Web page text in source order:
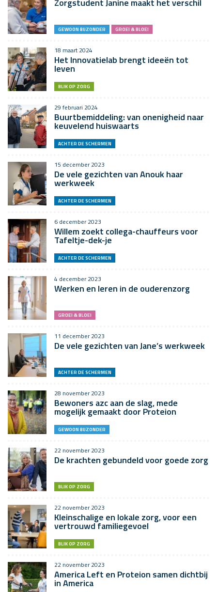
Zorgstudent Janine maakt het verschil
GEWOON BIJZONDER GROEI & BLOEI
18 maart 2024
Het Innovatielab brengt ideeën tot
leven
BLIK OP ZORG
29 februari 2024
Buurtbemiddeling: van onenigheid naar
keuvelend huiswaarts
ACHTER DE SCHERMEN
15 december 2023
De vele gezichten van Anouk haar
werkweek
ACHTER DE SCHERMEN
6 december 2023
Willem zoekt collega-chauffeurs voor
Tafeltje-dek-je
ACHTER DE SCHERMEN
4 december 2023
Werken en leren in de ouderenzorg
GROEI & BLOEI
11 december 2023
De vele gezichten van Jane’s werkweek
ACHTER DE SCHERMEN
28 november 2023
Bewoners azc aan de slag, mede
mogelijk gemaakt door Proteion
GEWOON BIJZONDER
22 november 2023
De krachten gebundeld voor goede zorg
BLIK OP ZORG
22 november 2023
Kleinschalige en lokale zorg, voor een
vertrouwd familiegevoel
BLIK OP ZORG
22 november 2023
America Left en Proteion samen dichtbij
in America